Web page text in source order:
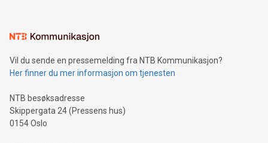
Vil du sende en pressemelding fra NTB Kommunikasjon?
Her finner du mer informasjon om tjenesten
NTB besøksadresse
Skippergata 24 (Pressens hus)
0154 Oslo